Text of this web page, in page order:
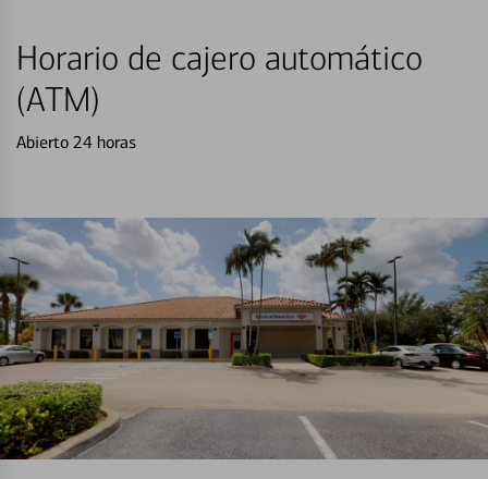
Horario de cajero automático
(ATM)
Abierto 24 horas